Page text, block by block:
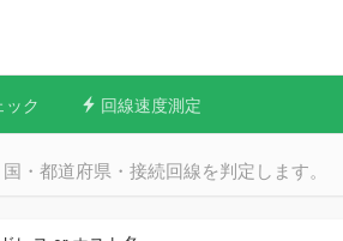
ック 回線速度測定
・都道府県・接続回線を判定します。